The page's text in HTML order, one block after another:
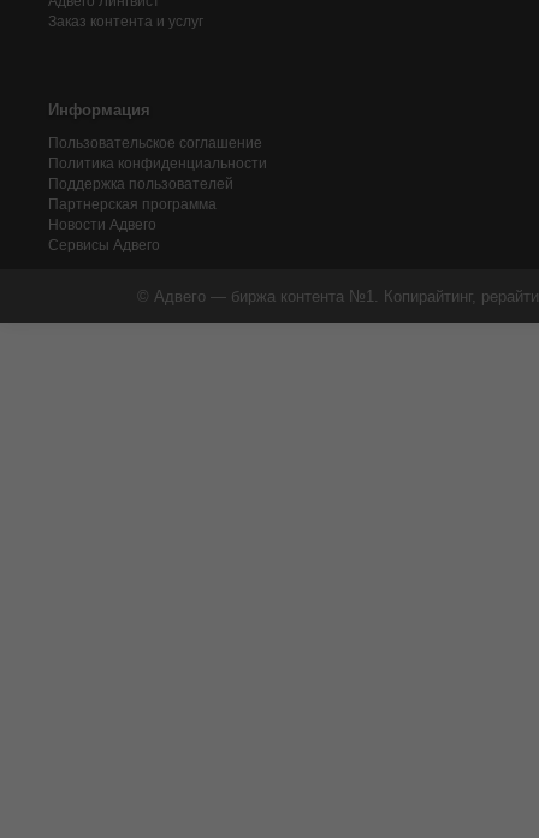
Заказ контента и услуг
Информация
Пользовательское соглашение
Политика конфиденциальности
Поддержка пользователей
Партнерская программа
Новости Адвего
Сервисы Адвего
© Адвего — биржа контента №1. Копирайтинг,